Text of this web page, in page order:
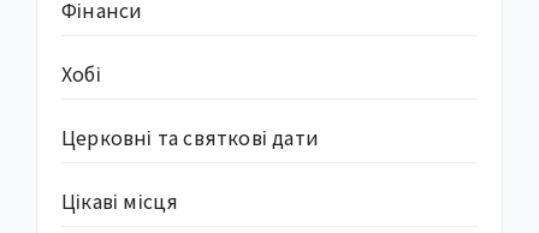
Фінанси
Хобі
Церковні та святкові дати
Цікаві місця